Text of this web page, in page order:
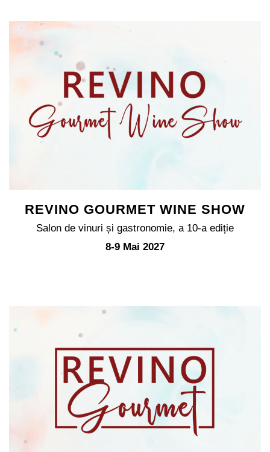
REVINO GOURMET WINE SHOW
Salon de vinuri și gastronomie, a 10-a ediție
8-9 Mai 2027